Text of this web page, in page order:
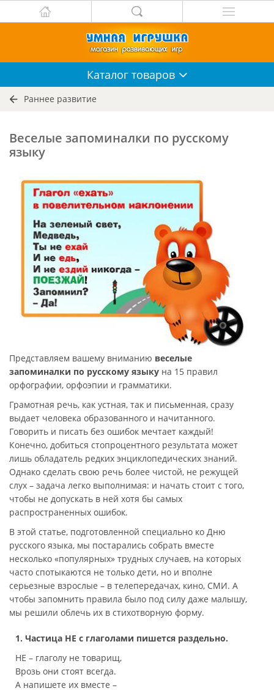
Каталог товаров
Раннее развитие
Веселые запоминалки по русскому
языку
Представляем вашему вниманию веселые
запоминалки по русскому языку на 15 правил
орфографии, орфоэпии и грамматики.
Грамотная речь, как устная, так и письменная, сразу
выдает человека образованного и начитанного.
Говорить и писать без ошибок мечтает каждый!
Конечно, добиться стопроцентного результата может
лишь обладатель редких энциклопедических знаний.
Однако сделать свою речь более чистой, не режущей
слух – задача легко выполнимая: и начать стоит с того,
чтобы не допускать в ней хотя бы самых
распространенных ошибок.
В этой статье, подготовленной специально ко Дню
русского языка, мы постарались собрать вместе
несколько «популярных» трудных случаев, на которых
часто спотыкаются не только дети, но и вполне
серьезные взрослые – в телепередачах, кино, СМИ. А
чтобы запомнить правила было под силу даже малышу,
мы решили облечь их в стихотворную форму.
1. Частица НЕ с глаголами пишется раздельно.
НЕ – глаголу не товарищ,
Врозь они стоят всегда.
А напишете их вместе –